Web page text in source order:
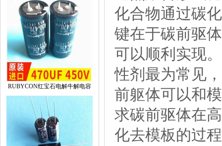
RUBYCON红宝石电解牛解电容
化合物通过碳
键在于碳前驱
可以顺利实现
性剂最为常见
前躯体可以和
求碳前驱体在
化去模板的过